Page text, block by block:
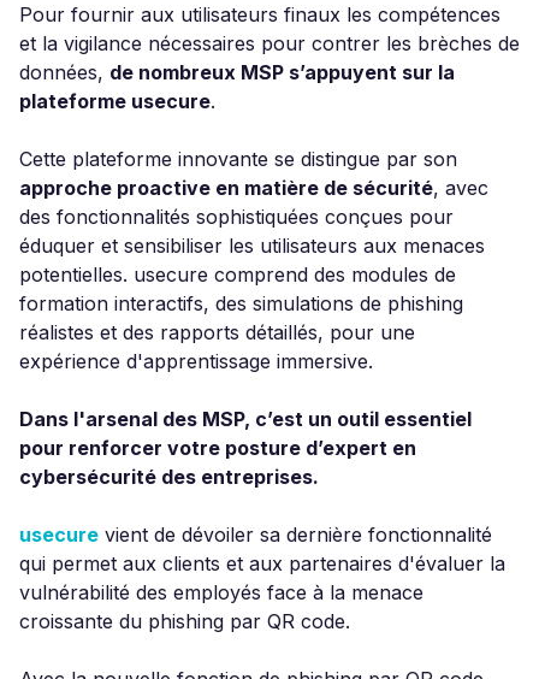
Pour fournir aux utilisateurs finaux les compétences
et la vigilance nécessaires pour contrer les brèches de
données, de nombreux MSP s’appuyent sur la
plateforme usecure.
Cette plateforme innovante se distingue par son
approche proactive en matière de sécurité, avec
des fonctionnalités sophistiquées conçues pour
éduquer et sensibiliser les utilisateurs aux menaces
potentielles. usecure comprend des modules de
formation interactifs, des simulations de phishing
réalistes et des rapports détaillés, pour une
expérience d'apprentissage immersive.
Dans l'arsenal des MSP, c’est un outil essentiel
pour renforcer votre posture d’expert en
cybersécurité des entreprises.
usecure vient de dévoiler sa dernière fonctionnalité
qui permet aux clients et aux partenaires d'évaluer la
vulnérabilité des employés face à la menace
croissante du phishing par QR code.